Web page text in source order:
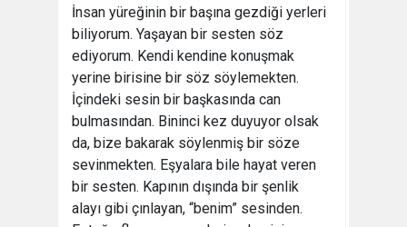
İnsan yüreğinin bir başına gezdiği yerleri
biliyorum. Yaşayan bir sesten söz
ediyorum. Kendi kendine konuşmak
yerine birisine bir söz söylemekten.
İçindeki sesin bir başkasında can
bulmasından. Bininci kez duyuyor olsak
da, bize bakarak söylenmiş bir söze
sevinmekten. Eşyalara bile hayat veren
bir sesten. Kapının dışında bir şenlik
alayı gibi çınlayan, “benim” sesinden.